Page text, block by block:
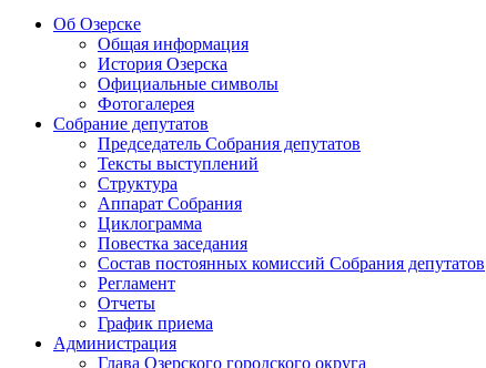
Об Озерске
Общая информация
История Озерска
Официальные символы
Фотогалерея
Собрание депутатов
Председатель Собрания депутатов
Тексты выступлений
Структура
Аппарат Собрания
Циклограмма
Повестка заседания
Состав постоянных комиссий Собрания депутатов
Регламент
Отчеты
График приема
Администрация
Глава Озерского городского округа